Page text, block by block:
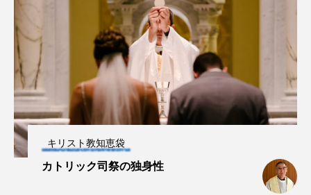
キリスト教知恵袋
カトリック司祭の独身性